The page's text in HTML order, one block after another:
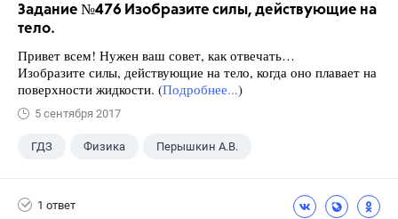
Задание №476 Изобразите силы, действующие на
тело.
Привет всем! Нужен ваш совет, как отвечать…
Изобразите силы, действующие на тело, когда оно плавает на
поверхности жидкости. (Подробнее...)
5 сентября 2017
ГДЗ Физика Перышкин А.В.
1 ответ